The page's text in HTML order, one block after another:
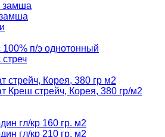
замша
100% п/э однотонный
стрейч, Корея, 380 гр м2
Креш стрейч, Корея, 380 гр/м2
гл/кр 160 гр. м2
гл/кр 210 гр. м2